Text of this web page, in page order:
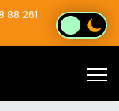
88 261